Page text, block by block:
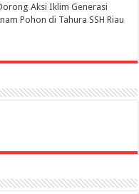
Aksi Iklim Generasi
Pohon di Tahura SSH Riau